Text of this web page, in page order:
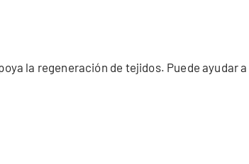
la regeneración de tejidos. Puede ayudar